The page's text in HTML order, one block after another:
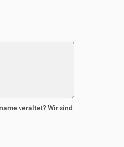
veraltet? Wir sind